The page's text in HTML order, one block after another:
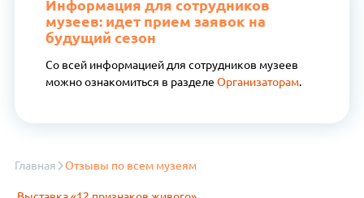
Информация для сотрудников
музеев: идет прием заявок на
будущий сезон
Со всей информацией для сотрудников музеев
можно ознакомиться в разделе Организаторам.
Главная Отзывы по всем музеям